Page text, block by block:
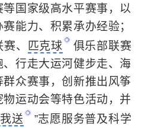
国家级高水平赛事，以
能力、积累承办经验；
、
匹克球
俱乐部联赛
行走大运河健步走、海
众赛事，创新推出风筝
运动会等特色活动，并
送
”志愿服务普及科学